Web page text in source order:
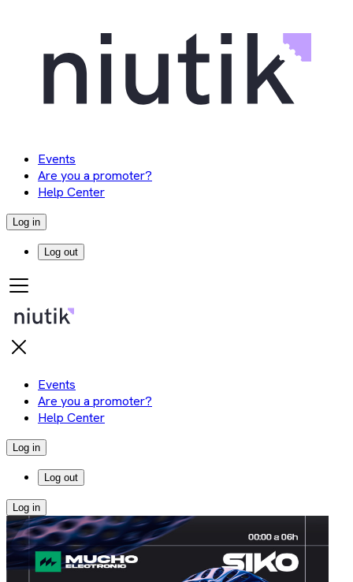
Events
Are you a promoter?
Help Center
Log in
Log out
Events
Are you a promoter?
Help Center
Log in
Log out
Log in